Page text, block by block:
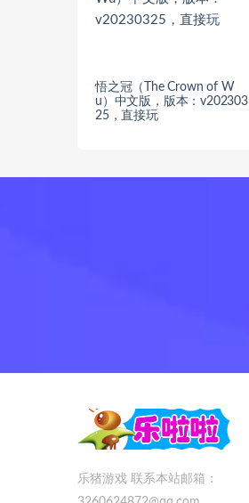
悟之冠（The Crown of W
u）中文版，版本：v202303
25，直接玩
乐猪游戏 联系本站邮箱：